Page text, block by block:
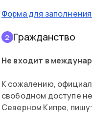
Форма для заполнения
2 Гражданство
Не входит в
К сожалению,
свободном доступе
Северном Кипре,